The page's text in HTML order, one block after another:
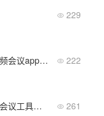
229
如何为团队挑选合适的音频会议app？这5个评估维度必须看 222
如何选择适合团队的视频会议工具免费方案 261